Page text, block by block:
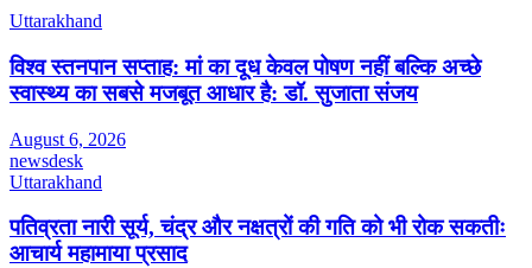
Uttarakhand
विश्व स्तनपान सप्ताह: मां का दूध केवल पोषण नहीं बल्कि अच्छे
स्वास्थ्य का सबसे मजबूत आधार है: डॉ. सुजाता संजय
August 6, 2026
newsdesk
Uttarakhand
पतिव्रता नारी सूर्य, चंद्र और नक्षत्रों की गति को भी रोक सकतीः
आचार्य महामाया प्रसाद